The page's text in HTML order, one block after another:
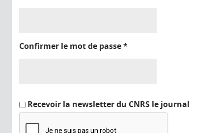
Confirmer le mot de passe*
Recevoir la newsletter du CNRS le journal